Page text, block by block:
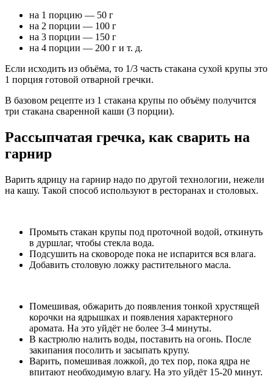
на 1 порцию — 50 г
на 2 порции — 100 г
на 3 порции — 150 г
на 4 порции — 200 г и т. д.
Если исходить из объёма, то 1/3 часть стакана сухой крупы это
1 порция готовой отварной гречки.
В базовом рецепте из 1 стакана крупы по объёму получится
три стакана сваренной каши (3 порции).
Рассыпчатая гречка, как сварить на
гарнир
Варить ядрицу на гарнир надо по другой технологии, нежели
на кашу. Такой способ используют в ресторанах и столовых.
Промыть стакан крупы под проточной водой, откинуть
в дуршлаг, чтобы стекла вода.
Подсушить на сковороде пока не испарится вся влага.
Добавить столовую ложку растительного масла.
Помешивая, обжарить до появления тонкой хрустящей
корочки на ядрышках и появления характерного
аромата. На это уйдёт не более 3-4 минуты.
В кастрюлю налить воды, поставить на огонь. После
закипания посолить и засыпать крупу.
Варить, помешивая ложкой, до тех пор, пока ядра не
впитают необходимую влагу. На это уйдёт 15-20 минут.